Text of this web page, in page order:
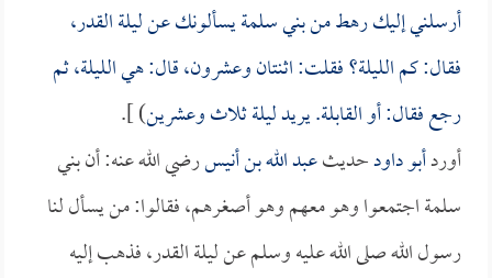
أرسلني إليك رهط من بني سلمة يسألونك عن ليلة القدر،
فقال: كم الليلة؟ فقلت: اثنتان وعشرون، قال: هي الليلة، ثم
رجع فقال: أو القابلة. يريد ليلة ثلاث وعشرين) ].
أوردأبو داودحديثعبد الله بن أنيسرضي الله عنه: أن بني
سلمة اجتمعوا وهو معهم وهو أصغرهم، فقالوا: من يسأل لنا
رسول الله صلى الله عليه وسلم عن ليلة القدر، فذهب إليه